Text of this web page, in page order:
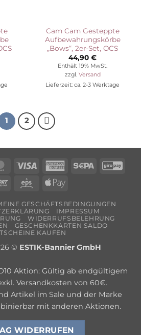
Cam Cam Gesteppte
Aufbewahrungskörbe
„Bows“, 2er-Set, OCS
44,90 €
Enthält 19% MwSt.
zzgl. Versand
Lieferzeit: ca. 2-3 Werktage
1 2
MasterCard
Visa
American Sepa
Sofort
Eps
Apple
GESCHÄFTSBEDINGUNGEN
IMPRESSUM
WIDERRUFSBELEHRUNG
GESCHENKKARTEN SALDO
KAUFEN
© ESTIK-Bannier GmbH
Aktion: Gültig ab endgültigem
Versandkosten von 60€.
Artikel im Sale und der Marke
mit anderen Aktionen.
WIDERRUFEN